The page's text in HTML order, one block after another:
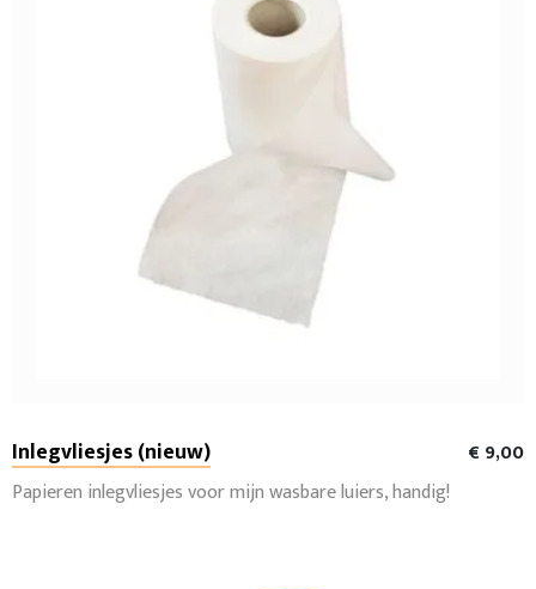
Inlegvliesjes (nieuw)
€ 9,00
Papieren inlegvliesjes voor mijn wasbare luiers, handig!